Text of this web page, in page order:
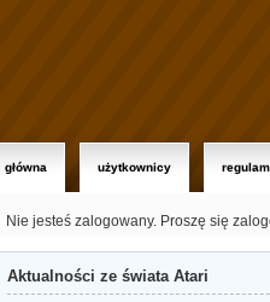
główna użytkownicy
Nie jesteś zalogowany. Proszę się
Aktualności ze świata Atari